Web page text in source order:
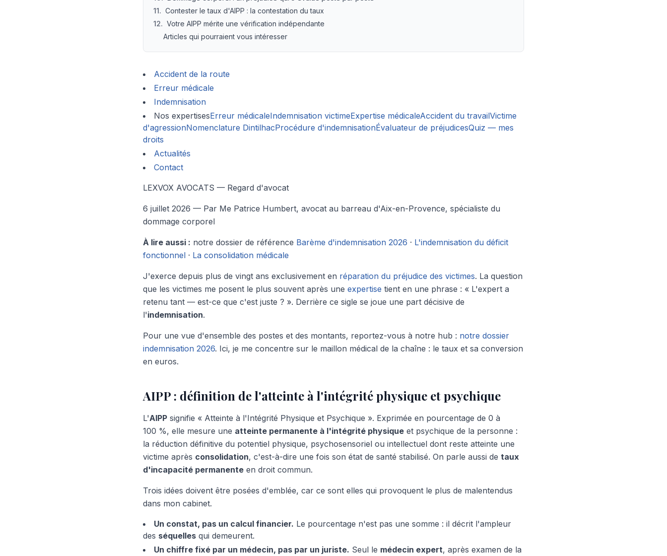
11. Contester le taux d'AIPP : la contestation du taux
12. Votre AIPP mérite une vérification indépendante
Articles qui pourraient vous intéresser
Accident de la route
Erreur médicale
Indemnisation
Nos expertisesErreur médicaleIndemnisation victimeExpertise médicaleAccident du travailVictime
d'agressionNomenclature DintilhacProcédure d'indemnisationÉvaluateur de préjudicesQuiz — mes
droits
Actualités
Contact
LEXVOX AVOCATS — Regard d'avocat
6 juillet 2026 — Par Me Patrice Humbert, avocat au barreau d'Aix-en-Provence, spécialiste du
dommage corporel
À lire aussi : notre dossier de référence Barème d'indemnisation 2026 · L'indemnisation du déficit
fonctionnel · La consolidation médicale
J'exerce depuis plus de vingt ans exclusivement en réparation du préjudice des victimes. La question
que les victimes me posent le plus souvent après une expertise tient en une phrase : « L'expert a
retenu tant — est-ce que c'est juste ? ». Derrière ce sigle se joue une part décisive de
l'indemnisation.
Pour une vue d'ensemble des postes et des montants, reportez-vous à notre hub : notre dossier
indemnisation 2026. Ici, je me concentre sur le maillon médical de la chaîne : le taux et sa conversion
en euros.
AIPP : définition de l'atteinte à l'intégrité physique et psychique
L'AIPP signifie « Atteinte à l'Intégrité Physique et Psychique ». Exprimée en pourcentage de 0 à
100 %, elle mesure une atteinte permanente à l'intégrité physique et psychique de la personne :
la réduction définitive du potentiel physique, psychosensoriel ou intellectuel dont reste atteinte une
victime après consolidation, c'est-à-dire une fois son état de santé stabilisé. On parle aussi de taux
d'incapacité permanente en droit commun.
Trois idées doivent être posées d'emblée, car ce sont elles qui provoquent le plus de malentendus
dans mon cabinet.
Un constat, pas un calcul financier. Le pourcentage n'est pas une somme : il décrit l'ampleur
des séquelles qui demeurent.
Un chiffre fixé par un médecin, pas par un juriste. Seul le médecin expert, après examen de la